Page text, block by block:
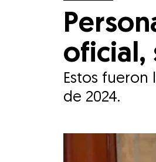
oficial,
Estos fueron
de 2024.